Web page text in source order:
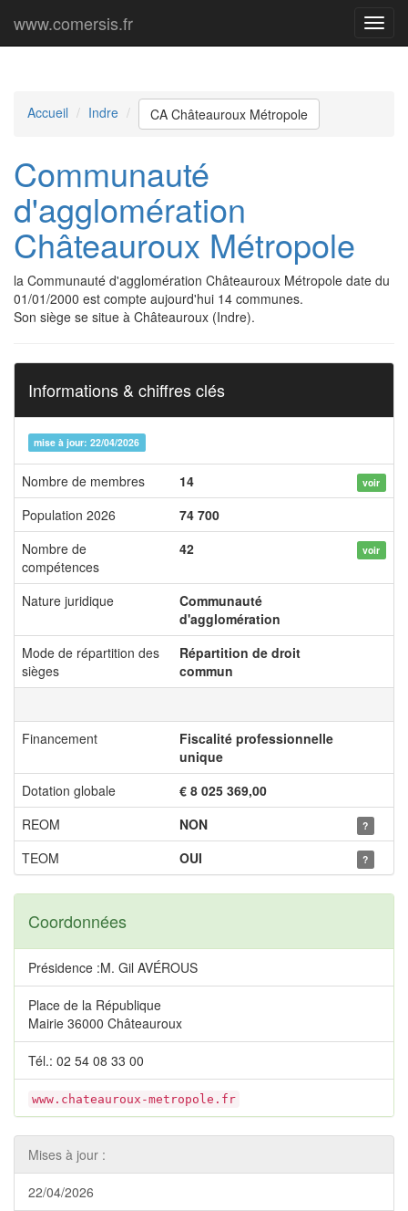
Menu
www.comersis.fr
Accueil Indre CA Châteauroux Métropole
Communauté
d'agglomération
Châteauroux Métropole
la Communauté d'agglomération Châteauroux Métropole date du
01/01/2000 est compte aujourd'hui 14 communes.
Son siège se situe à Châteauroux (Indre).
Informations & chiffres clés
mise à jour: 22/04/2026
Nombre de membres 14 voir
Population 2026
74 700
Nombre de
compétences
42 voir
Nature juridique
Communauté
d'agglomération
Mode de répartition des
sièges
Répartition de droit
commun
Financement
Fiscalité professionnelle
unique
Dotation globale
€ 8 025 369,00
REOM
NON ?
TEOM OUI ?
Coordonnées
Présidence :M. Gil AVÉROUS
Place de la République
Mairie 36000 Châteauroux
Tél.: 02 54 08 33 00
www.chateauroux-metropole.fr
Mises à jour :
22/04/2026